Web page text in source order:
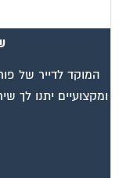
המוקד לדייר של
ומקצועיים יתנו לך